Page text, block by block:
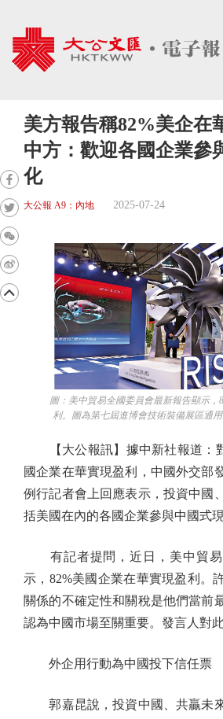
美方報告稱82%美企在
中方：歡迎各國企業參
化
大公報 A9：內地 2025-07-24
圖：美中貿易全國委員會最新報告顯示，
利。圖為第七屆進博會技術裝備展區通
【大公報訊】據中新社報道：
國企業在華實現盈利，中國外交部
例行記者會上回應表示，投資中國
括美國在內的各國企業參與中國式現
有記者提問，近日，美中貿易
示，82%美國企業在華實現盈利。
關係的不確定性和關稅是他們當前
認為中國市場至關重要。發言人對
外企用行動為中國投下信任票
郭嘉昆說，投資中國、共贏未